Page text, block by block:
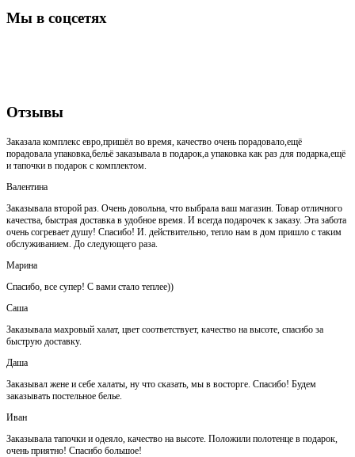
Мы в соцсетях
Отзывы
Заказала комплекс евро,пришёл во время, качество очень порадовало,ещё
порадовала упаковка,бельё заказывала в подарок,а упаковка как раз для подарка,ещё
и тапочки в подарок с комплектом.
Валентина
Заказывала второй раз. Очень довольна, что выбрала ваш магазин. Товар отличного
качества, быстрая доставка в удобное время. И всегда подарочек к заказу. Эта забота
очень согревает душу! Спасибо! И. действительно, тепло нам в дом пришло с таким
обслуживанием. До следующего раза.
Марина
Спасибо, все супер! С вами стало теплее))
Саша
Заказывала махровый халат, цвет соответствует, качество на высоте, спасибо за
быструю доставку.
Даша
Заказывал жене и себе халаты, ну что сказать, мы в восторге. Спасибо! Будем
заказывать постельное белье.
Иван
Заказывала тапочки и одеяло, качество на высоте. Положили полотенце в подарок,
очень приятно! Спасибо большое!